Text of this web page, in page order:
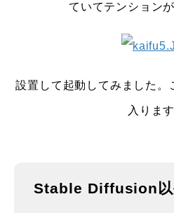
ていてテンション
設置して起動してみました。
入ります
Stable Diffusion以